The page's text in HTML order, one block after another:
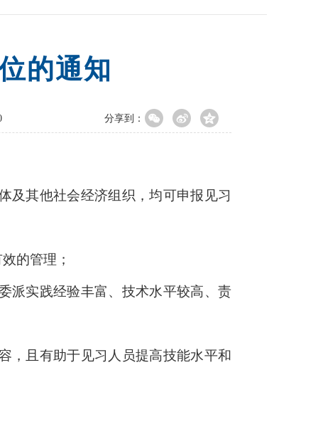
的通知
分享到：
及其他社会经济组织，均可申报见习
的管理；
派实践经验丰富、技术水平较高、责
，且有助于见习人员提高技能水平和